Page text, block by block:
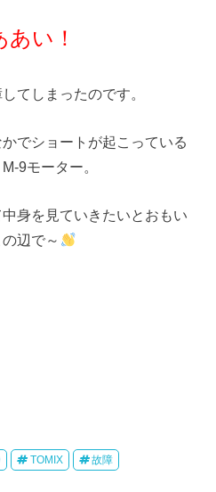
い！
てしまったのです。
でショートが起こっている
9モーター。
身を見ていきたいとおもい
辺で～
TOMIX 故障